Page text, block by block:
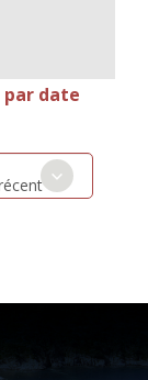
par date